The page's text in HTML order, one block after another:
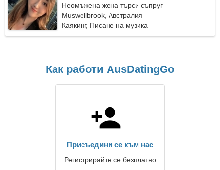
Неомъжена жена търси съпруг
Muswellbrook, Австралия
Каякинг, Писане на музика
Как работи AusDatingGo
Присъедини се към нас
Регистрирайте се безплатно